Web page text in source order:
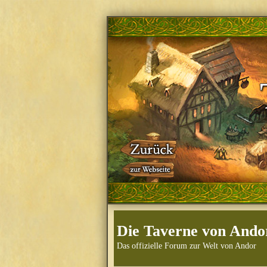
Die Taverne von
Das offizielle Forum zur Welt von Andor